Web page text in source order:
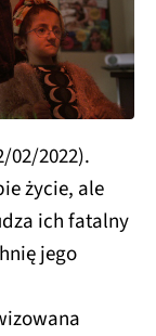
02/2022).
życie, ale
ich fatalny
jego